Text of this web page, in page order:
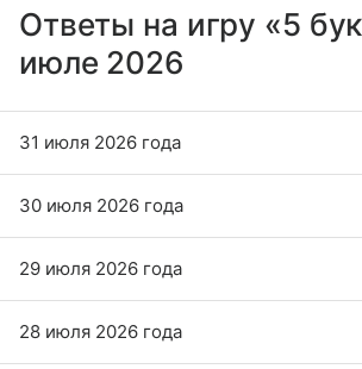
Ответы на игру «5
июле 2026
31 июля 2026 года
30 июля 2026 года
29 июля 2026 года
28 июля 2026 года